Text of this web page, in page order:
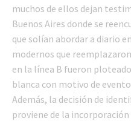
muchos de ellos dejan
Buenos Aires donde se
que solían abordar a diario
modernos que
en la línea B fueron
blanca con motivo de
Además, la decisión de
proviene de la